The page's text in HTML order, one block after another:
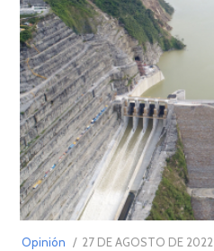
Opinión
POSTED
27 DE AGOSTO DE 2022